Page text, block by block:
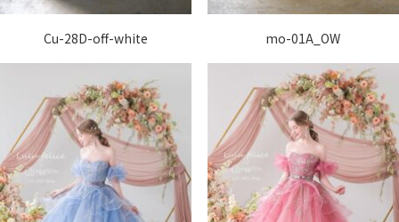
Cu-28D-off-white mo-01A_OW